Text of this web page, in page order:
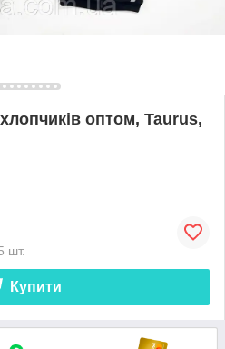
оптом, Taurus,
шт.
Купити